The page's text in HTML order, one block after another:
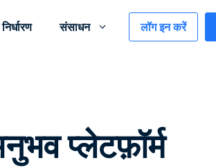
संसाधन लॉग इन करें
प्लेटफ़ॉर्म